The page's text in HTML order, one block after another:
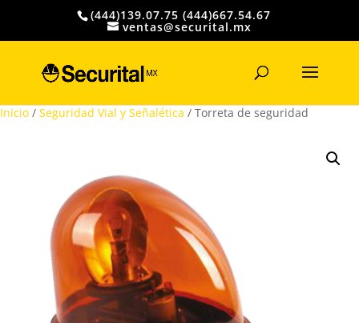
(444)139.07.75 (444)667.54.67
ventas@securital.mx
productos
Inicio / Seguridad Vial y Señalética / Torreta de seguridad